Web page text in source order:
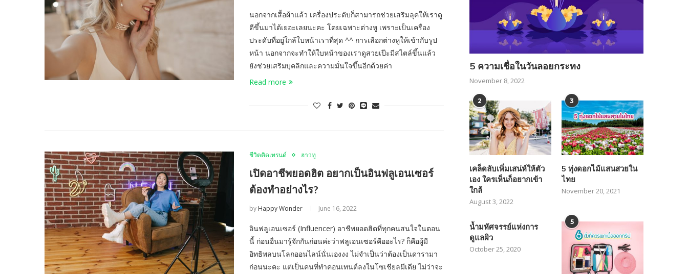
นอกจากเสื้อผ้าแล้ว เครื่องประดับก็สามารถช่วยเสริมลุคให้เราดู
ดีขึ้นมาได้เยอะเลยนะคะ โดยเฉพาะต่างหู เพราะเป็นเครื่อง
ประดับที่อยู่ใกล้ใบหน้าเราที่สุด ^^ การเลือกต่างหูให้เข้ากับรูป
หน้า นอกจากจะทำให้ใบหน้าของเราดูสวยเป๊ะมีสไตล์ขึ้นแล้ว
ยังช่วยเสริมบุคลิกและความมั่นใจขึ้นอีกด้วยค่า
Read more
ชีวิตติดเทรนด์ ฮาวทู
เปิดอาชีพยอดฮิต อยากเป็นอินฟลูเอนเซอร์
ต้องทำอย่างไร?
by Happy Wonder June 16, 2022
อินฟลูเอนเซอร์ (Influencer) อาชีพยอดฮิตที่ทุกคนสนใจในตอน
นี้ ก่อนอื่นมารู้จักกันก่อนค่ะว่าฟลูเอนเซอร์คืออะไร? ก็คือผู้มี
อิทธิพลบนโลกออนไลน์นั่นเองงง ไม่จำเป็นว่าต้องเป็นดารามา
ก่อนนะคะ แต่เป็นคนที่ทำคอนเทนต์ลงในโซเชียลมีเดีย ไม่ว่าจะ
5 ความเชื่อในวันลอยกระทง
November 8, 2022
2
เคล็ดลับเพิ่มเสน่ห์ให้ตัว
เอง ใครเห็นก็อยากเข้า
ใกล้
August 3, 2022
3
5 ทุ่งดอกไม้แสนสวยใน
ไทย
November 20, 2021
น้ำมหัศจรรย์แห่งการ
ดูแลผิว
October 25, 2020
5